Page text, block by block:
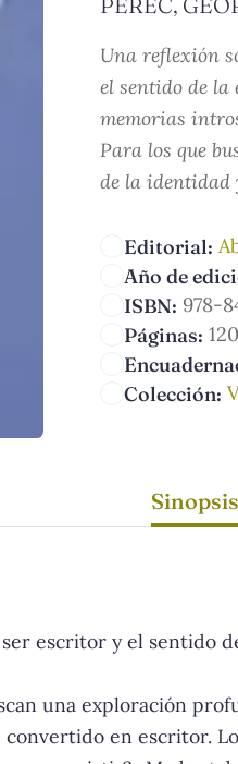
Una reflexión
el sentido de la
memorias
Para los que
de la identidad
Editorial:
Año de
ISBN: 978-
Páginas: 120
Colección:
Sinopsis
escritor y el sentido
una exploración
convertido en escritor.